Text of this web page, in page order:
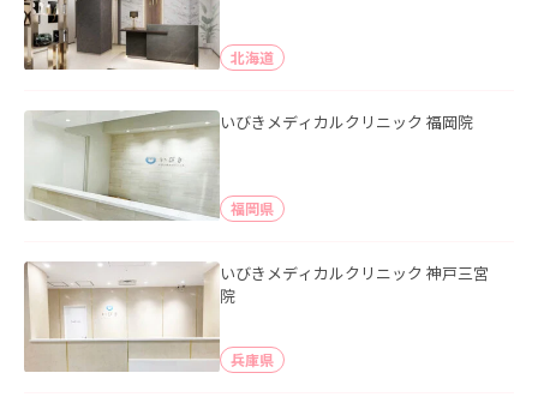
北海道
いびきメディカルクリニック 福岡院
福岡県
いびきメディカルクリニック 神戸三宮
院
兵庫県